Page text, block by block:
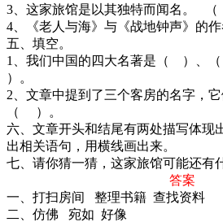
3、这家旅馆是以其独特而闻名。 （
4、《老人与海》与《战地钟声》的
五、填空。
1、我们中国的四大名著是（ ）
）。
2、文章中提到了三个客房的名字，
（ ）。
六、文章开头和结尾有两处描写体现
出相关语句，用横线画出来。
七、请你猜一猜，这家旅馆可能还有
答案
一、打扫房间 整理书籍 查找资料
二、仿佛 宛如 好像